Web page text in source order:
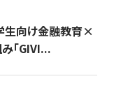
生向け金融教育×
「GIVI...